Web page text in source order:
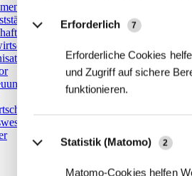
Erforderlich 7
Erforderliche Cookies
und Zugriff auf sichere
funktionieren.
Statistik (Matomo) 2
Matomo-Cookies helfen
und
undPrivatpersonen
Beratung
Controlling